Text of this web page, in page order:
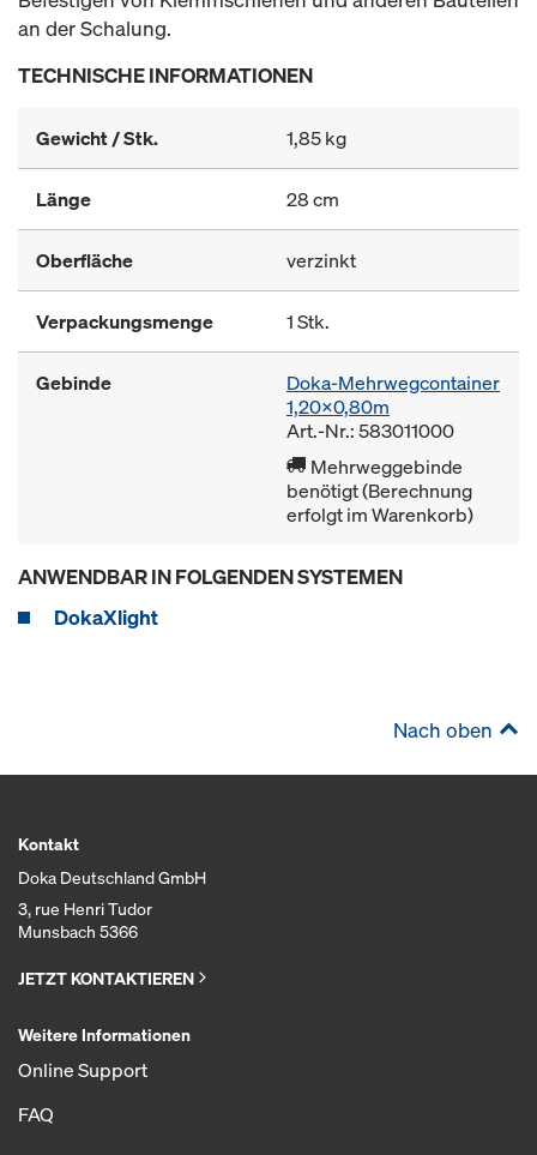
an der Schalung.
TECHNISCHE INFORMATIONEN
Gewicht / Stk. 1,85 kg
Länge 28 cm
Oberfläche verzinkt
Verpackungsmenge 1 Stk.
Gebinde
Doka-Mehrwegcontainer
1,20x0,80m
Art.-Nr.: 583011000
Mehrweggebinde
benötigt (Berechnung
erfolgt im Warenkorb)
ANWENDBAR IN FOLGENDEN SYSTEMEN
DokaXlight
Nach oben
Kontakt
Doka Deutschland GmbH
3, rue Henri Tudor
Munsbach 5366
JETZT KONTAKTIEREN
Weitere Informationen
Online Support
FAQ